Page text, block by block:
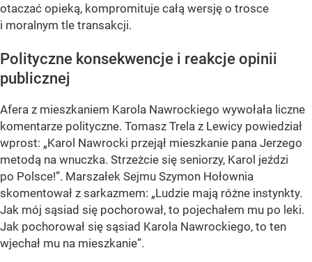
otaczać opieką, kompromituje całą wersję o trosce
i moralnym tle transakcji.
Polityczne konsekwencje i reakcje opinii
publicznej
Afera z mieszkaniem Karola Nawrockiego wywołała liczne
komentarze polityczne. Tomasz Trela z Lewicy powiedział
wprost: „Karol Nawrocki przejął mieszkanie pana Jerzego
metodą na wnuczka. Strzeżcie się seniorzy, Karol jeździ
po Polsce!”. Marszałek Sejmu Szymon Hołownia
skomentował z sarkazmem: „Ludzie mają różne instynkty.
Jak mój sąsiad się pochorował, to pojechałem mu po leki.
Jak pochorował się sąsiad Karola Nawrockiego, to ten
wjechał mu na mieszkanie”.